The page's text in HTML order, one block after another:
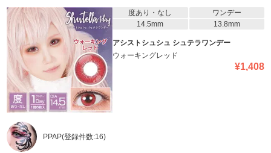
度あり・なし
ワンデー
14.5mm
13.8mm
アシストシュシュ シュテラワンデー
ウォーキングレッド
¥1,408
PPAP(登録件数:16)